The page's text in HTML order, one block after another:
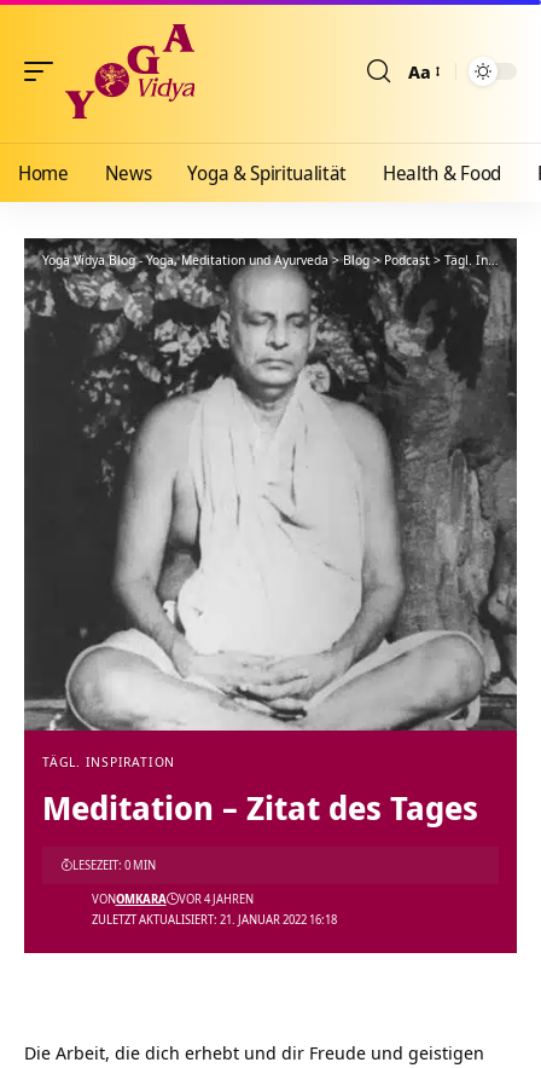
Aa
Home News Yoga & Spiritualität Health & Food
Yoga Vidya Blog - Yoga, Meditation und Ayurveda>Blog> Podcast> Tägl. Inspiration
TÄGL. INSPIRATION
Meditation – Zitat des Tages
ZULETZT AKTUALISIERT: 21. JANUAR 2022 16:18
VONOMKARA VOR 4 JAHREN
LESEZEIT: 0 MIN
Die Arbeit, die dich erhebt und dir Freude und geistigen